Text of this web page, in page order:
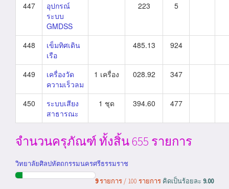
447
อุปกรณ์
ระบบ
GMDSS
223 5
448
เข็มทิศเดิน
เรือ
485.13 924
449
เครื่องวัด
ความเร็วลม
1 เครื่อง 028.92 347
450
ระบบเสียง
สาธารณะ
1 ชุด 394.60 477
จำนวนครุภัณฑ์ ทั้งสิ้น 655 รายการ
วิทยาลัยศิลปหัตถกรรมนครศรีธรรมราช
9รายการ / 100 รายการ คิดเป็นร้อยละ 9.00